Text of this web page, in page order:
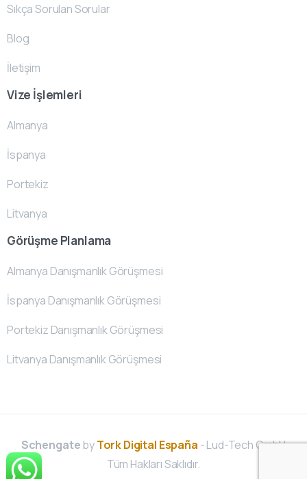
Sıkça Sorulan Sorular
Blog
İletişim
Vize İşlemleri
Almanya
İspanya
Portekiz
Litvanya
Görüşme Planlama
Almanya Danışmanlık Görüşmesi
İspanya Danışmanlık Görüşmesi
Portekiz Danışmanlık Görüşmesi
Litvanya Danışmanlık Görüşmesi
SchengatebyTork Digital España - Lud-Tech GmbH
Tüm Hakları Saklıdır.